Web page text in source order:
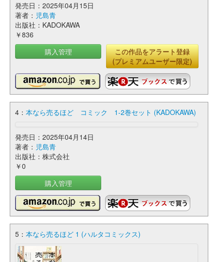
発売日：2025年04月15日
著者： 児島青
出版社：KADOKAWA
￥836
購入管理
この作品をアラート登録
(プレミアムユーザー限定)
4： 本なら売るほど コミック 1-2巻セット (KADOKAWA)
発売日：2025年04月14日
著者： 児島青
出版社：株式会社
￥0
購入管理
5： 本なら売るほど 1 (ハルタコミックス)